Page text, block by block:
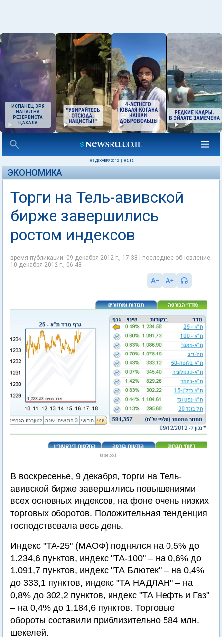
ИСПАНЕЦ ЗРЯ
НАПАЛ НА
РЕЗЕРВИСТА
ЦАХАЛА
09 ДЕКАБРЯ 2012 02:32
ЭКОНОМИКА
Торги на Тель-авивской
бирже завершились
ростом индексов
время публикации: 09 декабря 2012 г., 17:38 | последнее обновление:
10 декабря 2012 г., 06:48
tase.co.il
В воскресенье, 9 декабря, торги на Тель-
авивской бирже завершились повышениями
всех основных индексов, на фоне очень низких
торговых оборотов. Положительная тенденция
господствовала весь день.
Индекс "ТА-25" (МАОФ) поднялся на 0,5% до
1.234,6 пунктов, индекс "ТА-100" – на 0,6% до
1.091,7 пунктов, индекс "ТА Блютек" – на 0,4%
до 333,1 пунктов, индекс "ТА НАДЛАН" – на
0,8% до 302,2 пунктов, индекс "ТА Нефть и Газ"
– на 0,4% до 1.184,6 пунктов. Торговые
обороты составили приблизительно 584 млн.
шекелей.